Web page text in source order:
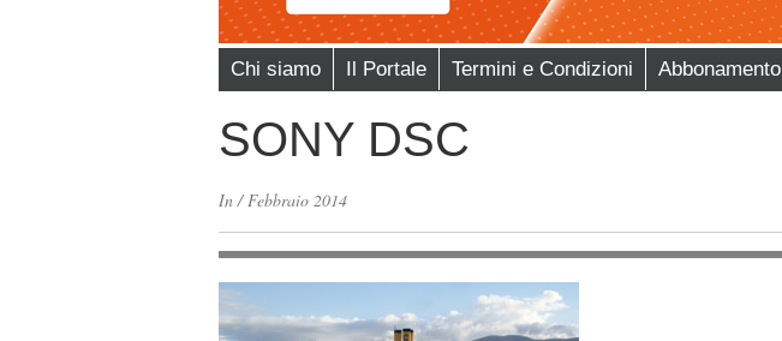
Chi siamo Il Portale Termini e Condizioni Abbonamento
SONY DSC
In/Febbraio 2014